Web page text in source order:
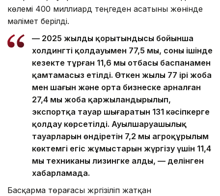
көлемі 400 миллиард теңгеден асатыны жөнінде
мәлімет берілді.
— 2025 жылдың қорытындысы бойынша
холдингтің қолдауымен 77,5 мың, соның ішінде
кезекте тұрған 11,6 мың отбасы баспанамен
қамтамасыз етілді. Өткен жылы 77 ірі жоба
мен шағын және орта бизнеске арналған
27,4 мың жоба қаржыландырылып,
экспортқа тауар шығаратын 131 кәсіпкерге
қолдау көрсетілді. Ауылшаруашылық
тауарларын өндіретін 7,2 мың агроқұрылым
көктемгі егіс жұмыстарын жүргізу үшін 11,4
мың техниканы лизингке алды, — делінген
хабарламада.
Басқарма төрағасы жүргізіліп жатқан